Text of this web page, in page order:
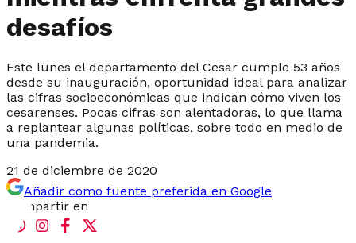
desafíos
Este lunes el departamento del Cesar cumple 53 años
desde su inauguración, oportunidad ideal para analizar
las cifras socioeconómicas que indican cómo viven los
cesarenses. Pocas cifras son alentadoras, lo que llama
a replantear algunas políticas, sobre todo en medio de
una pandemia.
21 de diciembre de 2020
Añadir como fuente preferida en Google
Compartir en